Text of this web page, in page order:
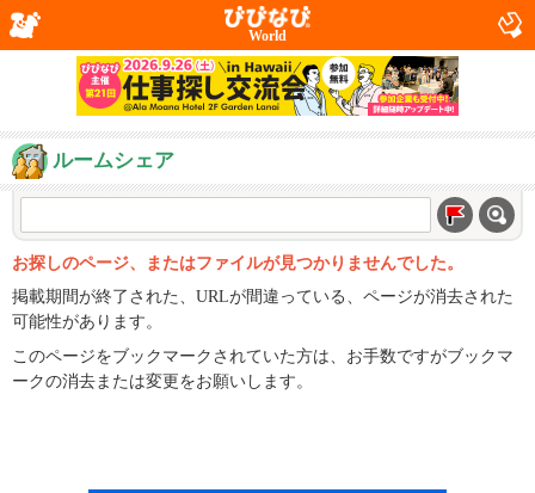
World
ルームシェア
お探しのページ、またはファイルが見つかりませんでした。
掲載期間が終了された、URLが間違っている、ページが消去された
可能性があります。
このページをブックマークされていた方は、お手数ですがブックマ
ークの消去または変更をお願いします。